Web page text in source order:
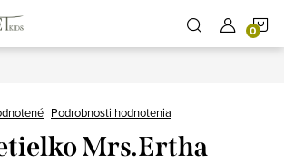
Podrobnosti hodnotenia
Mrs.Ertha